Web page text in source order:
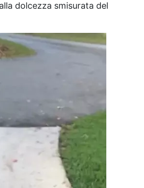
dolcezza smisurata del